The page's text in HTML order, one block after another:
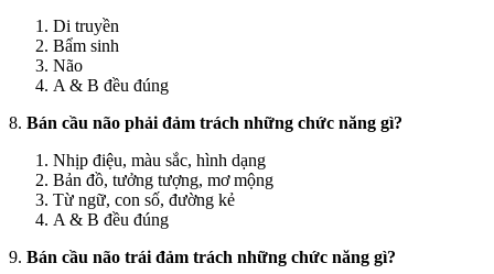
Di truyền
Bẩm sinh
Não
A & B đều đúng
8. Bán cầu não phải đảm trách những chức năng gì?
Nhịp điệu, màu sắc, hình dạng
Bản đồ, tưởng tượng, mơ mộng
Từ ngữ, con số, đường kẻ
A & B đều đúng
9. Bán cầu não trái đảm trách những chức năng gì?